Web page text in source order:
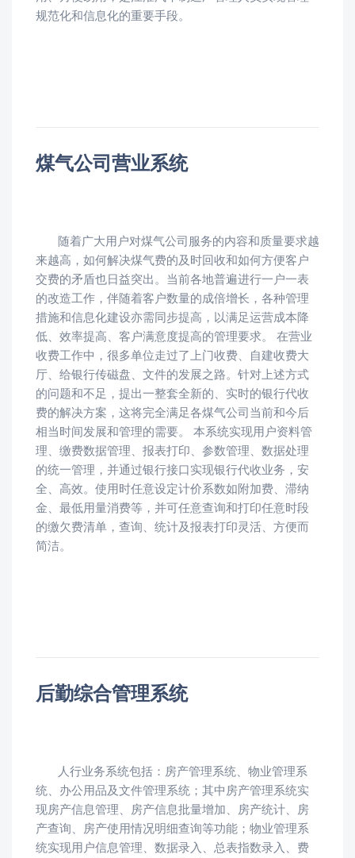
规范化和信息化的重要手段。
煤气公司营业系统
随着广大用户对煤气公司服务的内容和质量要求越
来越高，如何解决煤气费的及时回收和如何方便客户
交费的矛盾也日益突出。当前各地普遍进行一户一表
的改造工作，伴随着客户数量的成倍增长，各种管理
措施和信息化建设亦需同步提高，以满足运营成本降
低、效率提高、客户满意度提高的管理要求。 在营业
收费工作中，很多单位走过了上门收费、自建收费大
厅、给银行传磁盘、文件的发展之路。针对上述方式
的问题和不足，提出一整套全新的、实时的银行代收
费的解决方案，这将完全满足各煤气公司当前和今后
相当时间发展和管理的需要。 本系统实现用户资料管
理、缴费数据管理、报表打印、参数管理、数据处理
的统一管理，并通过银行接口实现银行代收业务，安
全、高效。使用时任意设定计价系数如附加费、滞纳
金、最低用量消费等，并可任意查询和打印任意时段
的缴欠费清单，查询、统计及报表打印灵活、方便而
简洁。
后勤综合管理系统
人行业务系统包括：房产管理系统、物业管理系
统、办公用品及文件管理系统；其中房产管理系统实
现房产信息管理、房产信息批量增加、房产统计、房
产查询、房产使用情况明细查询等功能；物业管理系
统实现用户信息管理、数据录入、总表指数录入、费